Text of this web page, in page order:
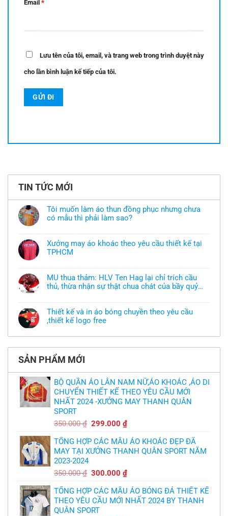
Email *
Lưu tên của tôi, email, và trang web trong trình duyệt này
cho lần bình luận kế tiếp của tôi.
TIN TỨC MỚI
Tôi muốn làm áo thun đồng phục nhưng chưa
có mẫu thì phải làm sao?
bình
luận
ở
áo
thun
đồng
chưa
có
mẫu
thì
làm
Xưởng may áo khoác theo yêu cầu thiết kế tại
TPHCM
bình
luận
ở
khoác
theo
yêu
thiết
tại
TPHCM
MU thua thảm: HLV Ten Hag lại chỉ trích cầu
thủ, thừa nhận sự thật chua chát của bầy quỷ
bình
luận
ở
thảm:
Hag
lại
trích
cầu
thủ,
thừa
nhận
sự
thật
chát
bầy
quỷ
nhỏ
Thiết kế và in áo bóng chuyền theo yêu cầu
,thiết kế logo free
có
luận
Thiết
và
in
áo
bóng
chuyền
theo
,thiết
free
SẢN PHẨM MỚI
BỘ QUẦN ÁO LÂN NAM NỮ,ÁO KHOÁC ,ÁO DI
CHUYỂN THIẾT KẾ THEO YÊU CẦU MỚI
NHẤT 2024 -XƯỞNG MAY THANH QUÂN
SPORT
350.000₫ Giá
là:
350.000 ₫.
299.000₫Giá
tại
là:
TỔNG HỢP CÁC MẪU ÁO KHOÁC ĐẸP ĐÃ
MAY TẠI XƯỞNG THANH QUÂN SPORT NĂM
2023-2024
350.000₫ Giá
là:
350.000 ₫.
300.000₫Giá
tại
là:
TỔNG HỢP CÁC MẪU ÁO BÓNG ĐÁ THIẾT KẾ
THEO YÊU CẦU MỚI NHẤT 2024 BY THANH
QUÂN SPORT